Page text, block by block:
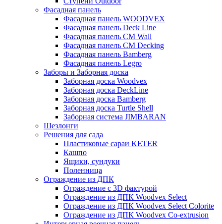
Фасадная панель
Фасадная панель WOODVEX
Фасадная панель Deck Line
Фасадная панель CM Wall
Фасадная панель CM Decking
Фасадная панель Bamberg
Фасадная панель Legro
Заборы и Заборная доска
Заборная доска Woodvex
Заборная доска DeckLine
Заборная доска Bamberg
Заборная доска Turtle Shell
Заборная система JIMBARAN
Шезлонги
Решения для сада
Пластиковые сараи KETER
Кашпо
Ящики, сундуки
Поленница
Ограждение из ДПК
Ограждение с 3D фактурой
Ограждение из ДПК Woodvex Select
Ограждение из ДПК Woodvex Select Colorite
Ограждение из ДПК Woodvex Co-extrusion